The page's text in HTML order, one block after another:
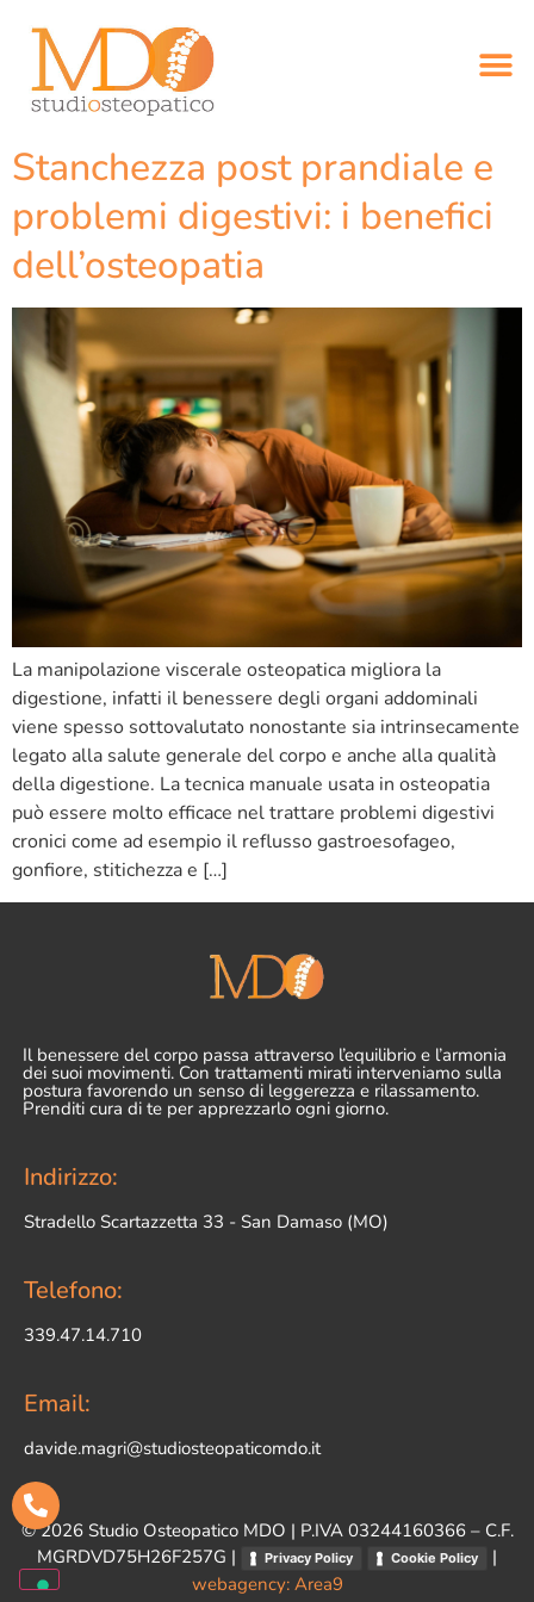
Stanchezza post prandiale e
problemi digestivi: i benefici
dell’osteopatia
La manipolazione viscerale osteopatica migliora la
digestione, infatti il benessere degli organi addominali
viene spesso sottovalutato nonostante sia intrinsecamente
legato alla salute generale del corpo e anche alla qualità
della digestione. La tecnica manuale usata in osteopatia
può essere molto efficace nel trattare problemi digestivi
cronici come ad esempio il reflusso gastroesofageo,
gonfiore, stitichezza e […]
Il benessere del corpo passa attraverso l’equilibrio e l’armonia
dei suoi movimenti. Con trattamenti mirati interveniamo sulla
postura favorendo un senso di leggerezza e rilassamento.
Prenditi cura di te per apprezzarlo ogni giorno.
Indirizzo:
Stradello Scartazzetta 33 - San Damaso (MO)
Telefono:
339.47.14.710
Email:
davide.magri@studiosteopaticomdo.it
©2026Studio Osteopatico MDO | P.IVA 03244160366 – C.F.
MGRDVD75H26F257G |
Privacy Policy Cookie Policy
|
webagency: Area9